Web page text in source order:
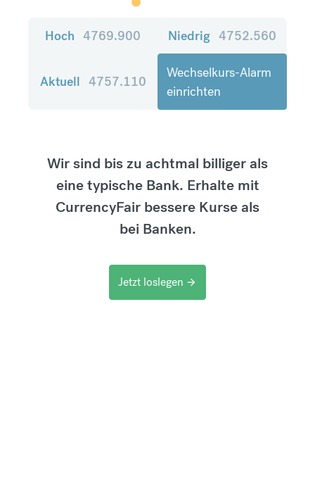
Hoch 4769.900 Niedrig 4752.560
Aktuell 4757.110
Wechselkurs-Alarm
einrichten
Wir sind bis zu achtmal billiger als
eine typische Bank. Erhalte mit
CurrencyFair bessere Kurse als
bei Banken.
Jetzt loslegen arrow_forward